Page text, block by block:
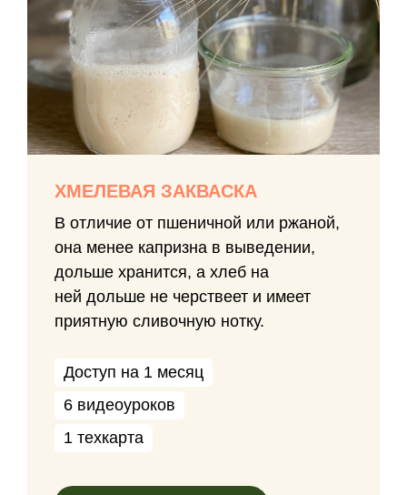
ХМЕЛЕВАЯ ЗАКВАСКА
В отличие от пшеничной или ржаной,
она менее капризна в выведении,
дольше хранится, а хлеб на
ней дольше не черствеет и имеет
приятную сливочную нотку.
Доступ на 1 месяц
6 видеоуроков
1 техкарта